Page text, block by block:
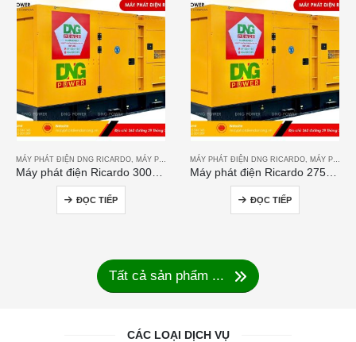
MÁY PHÁT ĐIỆN DNG RICARDO MÁY PHÁT ĐIỆN RICARDO
ĐỌC TIẾP
MÁY PHÁT ĐIỆN DNG RICARDO MÁY PHÁT ĐIỆN RICARDO
ĐỌC TIẾP
Tất cả sản phẩm ...
CÁC LOẠI DỊCH VỤ